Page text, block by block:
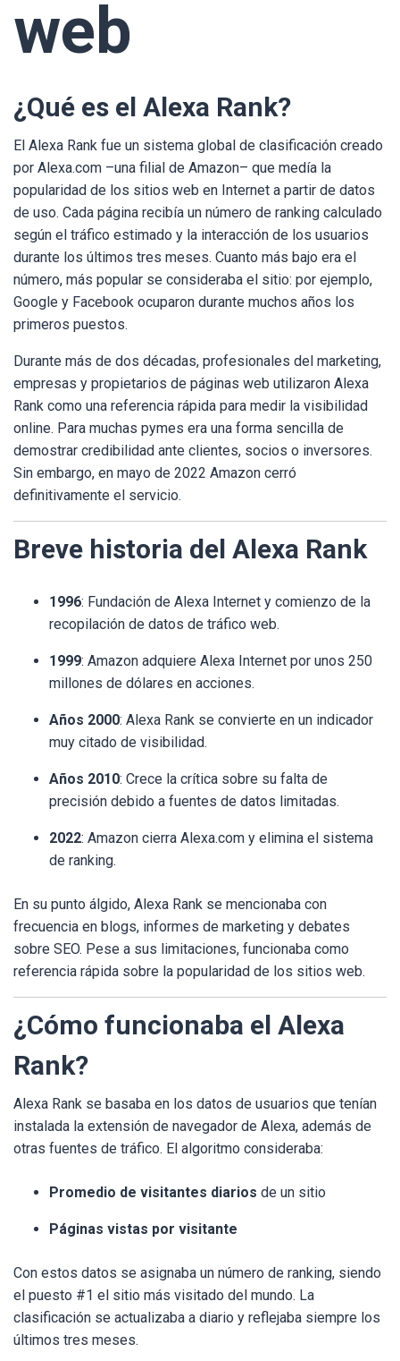
web
¿Qué es el Alexa Rank?
El Alexa Rank fue un sistema global de clasificación creado
por Alexa.com –una filial de Amazon– que medía la
popularidad de los sitios web en Internet a partir de datos
de uso. Cada página recibía un número de ranking calculado
según el tráfico estimado y la interacción de los usuarios
durante los últimos tres meses. Cuanto más bajo era el
número, más popular se consideraba el sitio: por ejemplo,
Google y Facebook ocuparon durante muchos años los
primeros puestos.
Durante más de dos décadas, profesionales del marketing,
empresas y propietarios de páginas web utilizaron Alexa
Rank como una referencia rápida para medir la visibilidad
online. Para muchas pymes era una forma sencilla de
demostrar credibilidad ante clientes, socios o inversores.
Sin embargo, en mayo de 2022 Amazon cerró
definitivamente el servicio.
Breve historia del Alexa Rank
1996: Fundación de Alexa Internet y comienzo de la
recopilación de datos de tráfico web.
1999: Amazon adquiere Alexa Internet por unos 250
millones de dólares en acciones.
Años 2000: Alexa Rank se convierte en un indicador
muy citado de visibilidad.
Años 2010: Crece la crítica sobre su falta de
precisión debido a fuentes de datos limitadas.
2022: Amazon cierra Alexa.com y elimina el sistema
de ranking.
En su punto álgido, Alexa Rank se mencionaba con
frecuencia en blogs, informes de marketing y debates
sobre SEO. Pese a sus limitaciones, funcionaba como
referencia rápida sobre la popularidad de los sitios web.
¿Cómo funcionaba el Alexa
Rank?
Alexa Rank se basaba en los datos de usuarios que tenían
instalada la extensión de navegador de Alexa, además de
otras fuentes de tráfico. El algoritmo consideraba:
Promedio de visitantes diarios de un sitio
Páginas vistas por visitante
Con estos datos se asignaba un número de ranking, siendo
el puesto #1 el sitio más visitado del mundo. La
clasificación se actualizaba a diario y reflejaba siempre los
últimos tres meses.